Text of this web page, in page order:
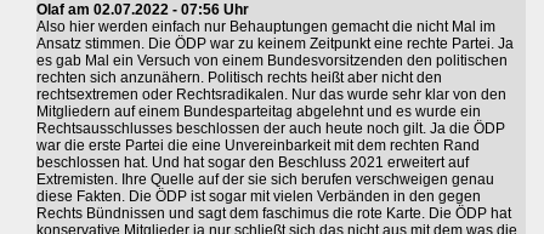
Olaf am 02.07.2022 - 07:56 Uhr
Also hier werden einfach nur Behauptungen gemacht die nicht Mal im
Ansatz stimmen. Die ÖDP war zu keinem Zeitpunkt eine rechte Partei. Ja
es gab Mal ein Versuch von einem Bundesvorsitzenden den politischen
rechten sich anzunähern. Politisch rechts heißt aber nicht den
rechtsextremen oder Rechtsradikalen. Nur das wurde sehr klar von den
Mitgliedern auf einem Bundesparteitag abgelehnt und es wurde ein
Rechtsausschlusses beschlossen der auch heute noch gilt. Ja die ÖDP
war die erste Partei die eine Unvereinbarkeit mit dem rechten Rand
beschlossen hat. Und hat sogar den Beschluss 2021 erweitert auf
Extremisten. Ihre Quelle auf der sie sich berufen verschweigen genau
diese Fakten. Die ÖDP ist sogar mit vielen Verbänden in den gegen
Rechts Bündnissen und sagt dem faschimus die rote Karte. Die ÖDP hat
konservative Mitglieder ja nur schließt sich das nicht aus mit dem was die